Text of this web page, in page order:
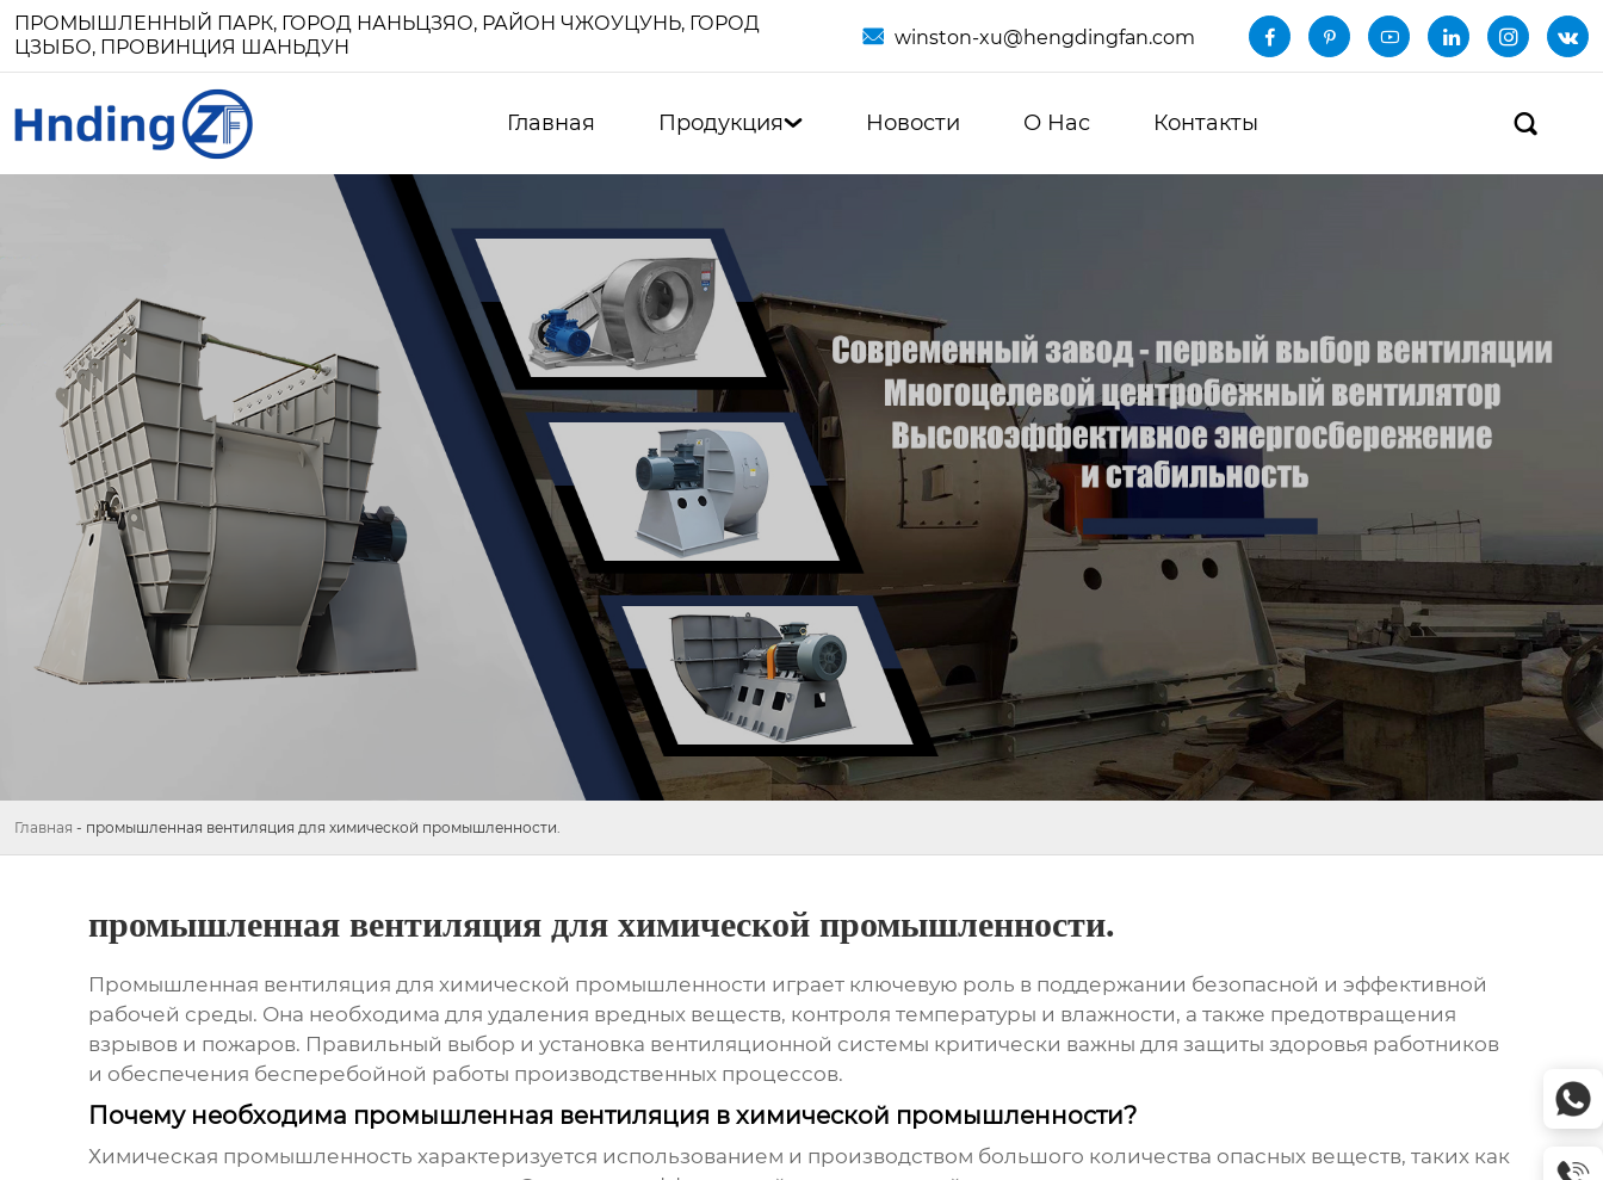
ПРОМЫШЛЕННЫЙ ПАРК, ГОРОД НАНЬЦЗЯО, РАЙОН ЧЖОУЦУНЬ, ГОРОД
ЦЗЫБО, ПРОВИНЦИЯ ШАНЬДУН
 winston-xu@hengdingfan.com      
Главная Продукция Новости О Нас Контакты 
Главная - промышленная вентиляция для химической промышленности.
промышленная вентиляция для химической промышленности.
Промышленная вентиляция для химической промышленности играет ключевую роль в поддержании безопасной и эффективной
рабочей среды. Она необходима для удаления вредных веществ, контроля температуры и влажности, а также предотвращения
взрывов и пожаров. Правильный выбор и установка вентиляционной системы критически важны для защиты здоровья работников
и обеспечения бесперебойной работы производственных процессов.
Почему необходима промышленная вентиляция в химической промышленности?
Химическая промышленность характеризуется использованием и производством большого количества опасных веществ, таких как